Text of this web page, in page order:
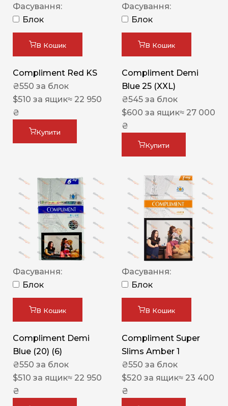
Фасування:
Блок
В Кошик
Compliment Red KS
₴550 за блок
$510 за ящик≈ 22 950
₴
Купити
Фасування:
Блок
В Кошик
Compliment Demi
Blue 25 (XXL)
₴545 за блок
$600 за ящик≈ 27 000
₴
Купити
Фасування:
Блок
В Кошик
Compliment Demi
Blue (20) (6)
₴550 за блок
$510 за ящик≈ 22 950
₴
Фасування:
Блок
В Кошик
Compliment Super
Slims Amber 1
₴550 за блок
$520 за ящик≈ 23 400
₴